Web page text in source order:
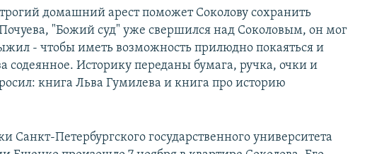
домашний арест поможет Соколову сохранить
"Божий суд" уже свершился над Соколовым, он мог
- чтобы иметь возможность прилюдно покаяться и
содеянное. Историку переданы бумага, ручка, очки и
книга Льва Гумилева и книга про историю
Санкт-Петербургского государственного университета